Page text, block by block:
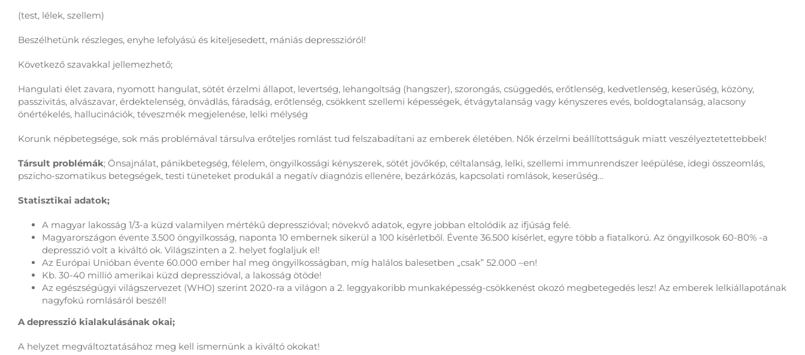
(test, lélek, szellem)
Beszélhetünk részleges, enyhe lefolyású és kiteljesedett, mániás depresszióról!
Következő szavakkal jellemezhető;
Hangulati élet zavara, nyomott hangulat, sötét érzelmi állapot, levertség, lehangoltság (hangszer), szorongás, csüggedés, erőtlenség, kedvetlenség, keserűség, közöny,
passzivitás, alvászavar, érdektelenség, önvádlás, fáradság, erőtlenség, csökkent szellemi képességek, étvágytalanság vagy kényszeres evés, boldogtalanság, alacsony
önértékelés, hallucinációk, téveszmék megjelenése, lelki mélység
Korunk népbetegsége, sok más problémával társulva erőteljes romlást tud felszabadítani az emberek életében. Nők érzelmi beállítottságuk miatt veszélyeztetettebbek!
Társult problémák; Önsajnálat, pánikbetegség, félelem, öngyilkossági kényszerek, sötét jövőkép, céltalanság, lelki, szellemi immunrendszer leépülése, idegi összeomlás,
pszicho-szomatikus betegségek, testi tüneteket produkál a negatív diagnózis ellenére, bezárkózás, kapcsolati romlások, keserűség…
Statisztikai adatok;
A magyar lakosság 1/3-a küzd valamilyen mértékű depresszióval; növekvő adatok, egyre jobban eltolódik az ifjúság felé.
Magyarországon évente 3.500 öngyilkosság, naponta 10 embernek sikerül a 100 kísérletből. Évente 36.500 kísérlet, egyre több a fiatalkorú. Az öngyilkosok 60-80% -a
depresszió volt a kiváltó ok. Világszinten a 2. helyet foglaljuk el!
Az Európai Unióban évente 60.000 ember hal meg öngyilkosságban, míg halálos balesetben „csak” 52.000 –en!
Kb. 30-40 millió amerikai küzd depresszióval, a lakosság ötöde!
Az egészségügyi világszervezet (WHO) szerint 2020-ra a világon a 2. leggyakoribb munkaképesség-csökkenést okozó megbetegedés lesz! Az emberek lelkiállapotának
nagyfokú romlásáról beszél!
A depresszió kialakulásának okai;
A helyzet megváltoztatásához meg kell ismernünk a kiváltó okokat!